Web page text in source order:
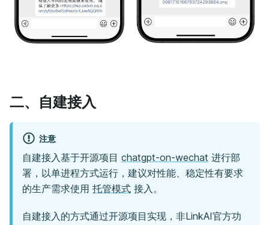
二、自建接入
注意
自建接入基于开源项目 chatgpt-on-wechat 进行部
署，以单进程方式运行，建议对性能、稳定性有要求
的生产需求使用 托管模式 接入。
自建接入的方式通过开源项目实现，非LinkAI官方功